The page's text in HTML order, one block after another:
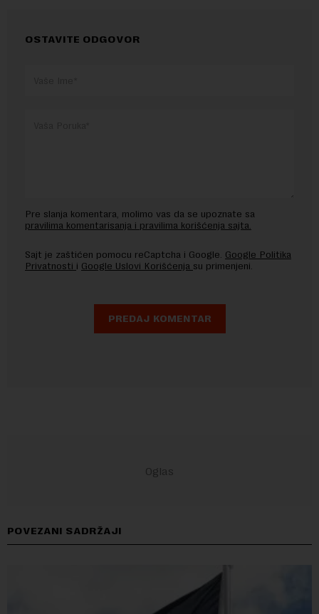
OSTAVITE ODGOVOR
Pre slanja komentara, molimo vas da se upoznate sa
pravilima komentarisanja i pravilima korišćenja sajta.
Sajt je zaštićen pomocu reCaptcha i Google. Google Politika
Privatnosti i Google Uslovi Korišćenja su primenjeni.
POVEZANI SADRŽAJI